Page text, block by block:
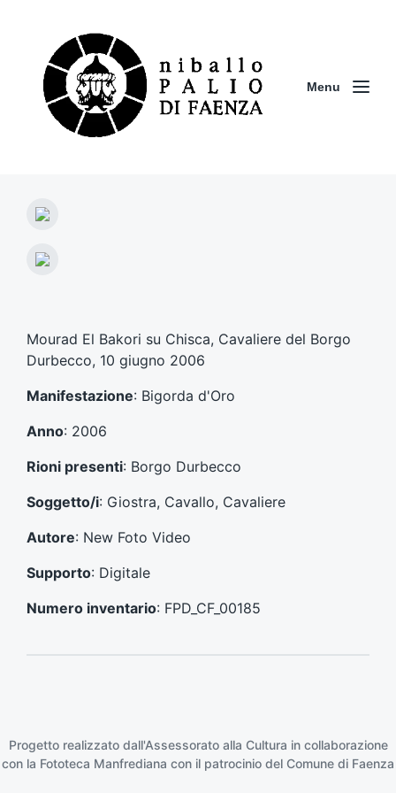
Menu
A
t
o
p
e
e
e
t
:
A
c
o
o
u
c
s
s
i
o
:
Mourad El Bakori su Chisca, Cavaliere del Borgo
Durbecco, 10 giugno 2006
Manifestazione: Bigorda d'Oro
Anno: 2006
Rioni presenti: Borgo Durbecco
Soggetto/i: Giostra, Cavallo, Cavaliere
Autore: New Foto Video
Supporto: Digitale
Numero inventario: FPD_CF_00185
Progetto realizzato dall'Assessorato alla Cultura in collaborazione
con la Fototeca Manfrediana con il patrocinio del Comune di Faenza